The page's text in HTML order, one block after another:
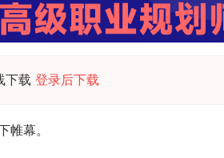
下载 登录后下载
帷幕。